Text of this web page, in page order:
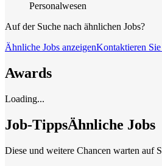
Personalwesen
Auf der Suche nach ähnlichen Jobs?
Ähnliche Jobs anzeigenKontaktieren
Awards
Loading...
Job-TippsÄhnliche Jobs
Diese und weitere Chancen warten auf